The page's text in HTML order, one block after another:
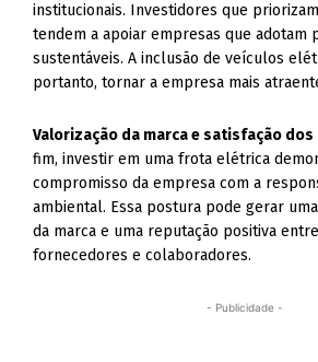
institucionais. Investidores que
tendem a apoiar empresas que adotam
sustentáveis. A inclusão de veículos
portanto, tornar a empresa mais
Valorização da marca e satisfação
fim, investir em uma frota elétrica
compromisso da empresa com a
ambiental. Essa postura pode gerar
da marca e uma reputação positiva
fornecedores e colaboradores.
- Publicidade -